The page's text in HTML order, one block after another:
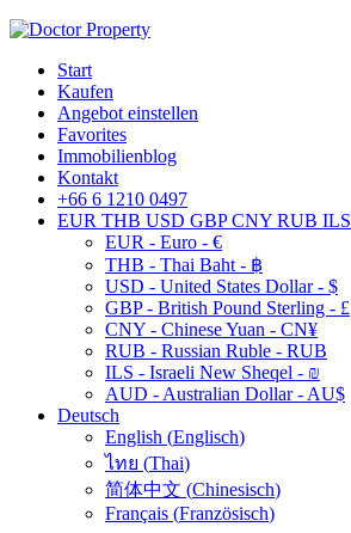
Start
Kaufen
Angebot einstellen
Favorites
Immobilienblog
Kontakt
+66 6 1210 0497
EUR THB USD GBP CNY RUB ILS
EUR - Euro - €
THB - Thai Baht - ฿
USD - United States Dollar - $
GBP - British Pound Sterling - £
CNY - Chinese Yuan - CN¥
RUB - Russian Ruble - RUB
ILS - Israeli New Sheqel - ₪
AUD - Australian Dollar - AU$
Deutsch
English (Englisch)
ไทย (Thai)
简体中文 (Chinesisch)
Français (Französisch)